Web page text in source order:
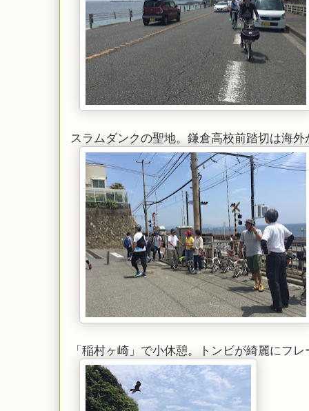
スラムダンクの聖地。鎌倉高校前踏切は海
「稲村ヶ崎」で小休憩。トンビが綺麗にフ